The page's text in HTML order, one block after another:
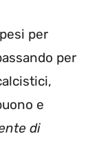
per
per
e
di